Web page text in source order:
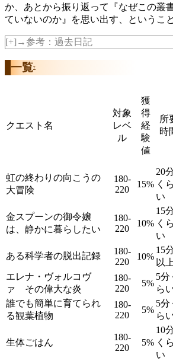
か、あとから振り返って『なぜこの叢
ていないのか』を思い出す、というこ
[+]→参考：過去日記
一覧†
クエスト名
対象
レベ
ル
獲
得
経
験
値
所
時
虹の終わりの向こうの
大冒険
180-
220
15%
20
くら
い
金スプーンの御令嬢
は、静かに暮らしたい
180-
220
10%
15
くら
い
ある科学者の脱出記録
180-
220
10%
15
以上
エレナ・ヴォルコヴ
ァ その偉大な炎
180-
220
5%
5分
ら
誰でも簡単に育てられ
る観葉植物
180-
220
5%
5分
ら
生体ごはん
180-
220
5%
10
くら
い